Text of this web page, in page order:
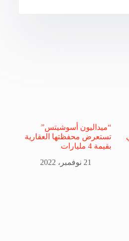
“ميداليون أسوشيتس”
تستعرض محفظتها العقارية
بقيمة 4 مليارات
21 نوفمبر، 2022